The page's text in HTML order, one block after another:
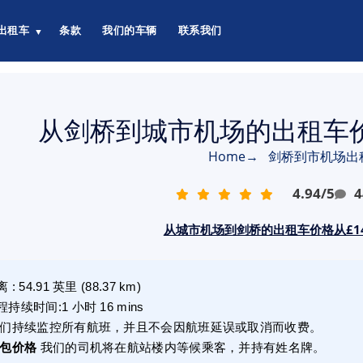
租车 ▼ 条款 我们的车辆 联系我们
从剑桥到城市机场的出租车
Home→ 剑桥到市机场出
4.94/5
从城市机场到剑桥的出租车价格从
:54.91 英里 (88.37km)
持续时间:1 小时 16 mins
持续监控所有航班，并且不会因航班延误或取消而收费。
价格 我们的司机将在航站楼内等候乘客，并持有姓名牌。